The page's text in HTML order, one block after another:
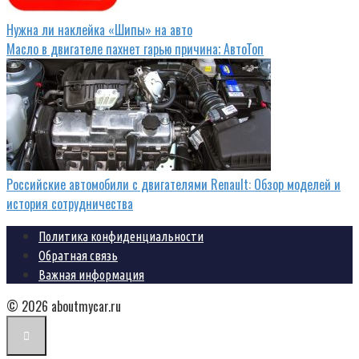
Нужна ли наклейка «Шипы» на авто
Масло в двигателе пахнет гарью причина; АвтоТоп
Российские автомобили с двигателями Renault: Обзор моделей и
история сотрудничества
Политика конфиденциальности
Обратная связь
Важная информация
© 2026 aboutmycar.ru